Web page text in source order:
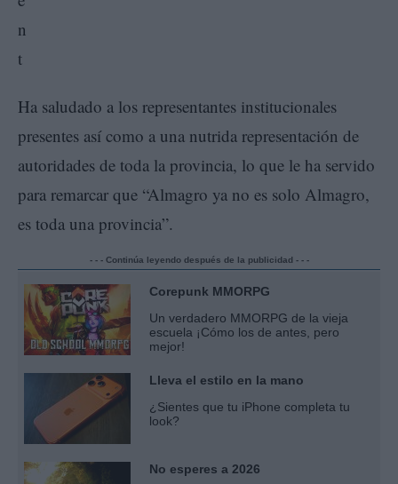
Ha saludado a los representantes institucionales
presentes así como a una nutrida representación de
autoridades de toda la provincia, lo que le ha servido
para remarcar que “Almagro ya no es solo Almagro,
es toda una provincia”.
- - - Continúa leyendo después de la publicidad - - -
Corepunk MMORPG
Un verdadero MMORPG de la vieja
escuela ¡Cómo los de antes, pero
mejor!
Lleva el estilo en la mano
¿Sientes que tu iPhone completa tu
look?
No esperes a 2026